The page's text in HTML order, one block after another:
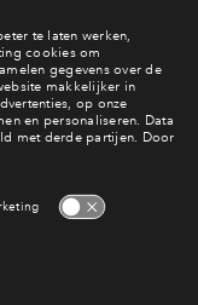
toegewezen
zijn. Ook dit
Wij geven geen
er zijn en op